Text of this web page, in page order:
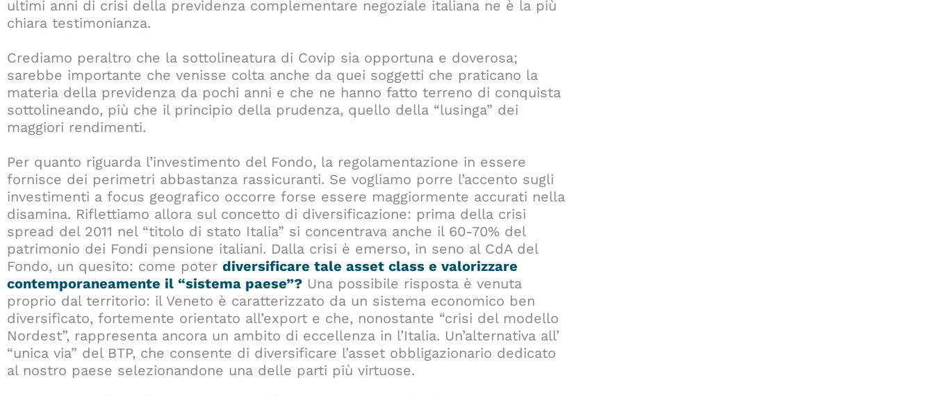
ultimi anni di crisi della previdenza complementare negoziale italiana ne è la più
chiara testimonianza.
Crediamo peraltro che la sottolineatura di Covip sia opportuna e doverosa;
sarebbe importante che venisse colta anche da quei soggetti che praticano la
materia della previdenza da pochi anni e che ne hanno fatto terreno di conquista
sottolineando, più che il principio della prudenza, quello della “lusinga” dei
maggiori rendimenti.
Per quanto riguarda l’investimento del Fondo, la regolamentazione in essere
fornisce dei perimetri abbastanza rassicuranti. Se vogliamo porre l’accento sugli
investimenti a focus geografico occorre forse essere maggiormente accurati nella
disamina. Riflettiamo allora sul concetto di diversificazione: prima della crisi
spread del 2011 nel “titolo di stato Italia” si concentrava anche il 60-70% del
patrimonio dei Fondi pensione italiani. Dalla crisi è emerso, in seno al CdA del
Fondo, un quesito: come poter diversificare tale asset class e valorizzare
contemporaneamente il “sistema paese”? Una possibile risposta è venuta
proprio dal territorio: il Veneto è caratterizzato da un sistema economico ben
diversificato, fortemente orientato all’export e che, nonostante “crisi del modello
Nordest”, rappresenta ancora un ambito di eccellenza in l’Italia. Un’alternativa all’
“unica via” del BTP, che consente di diversificare l’asset obbligazionario dedicato
al nostro paese selezionandone una delle parti più virtuose.